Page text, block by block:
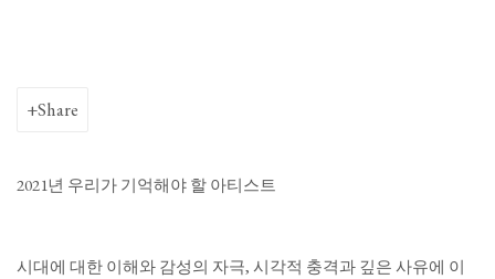
Share
2021년 우리가 기억해야 할 아티스트
시대에 대한 이해와 감성의 자극, 시각적 충격과 깊은 사유에 이